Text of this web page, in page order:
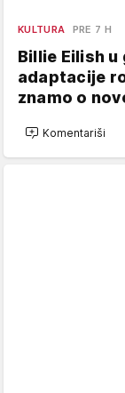
KULTURA PRE 7 H
Billie Eilish
adaptacije
znamo o
Komentariši